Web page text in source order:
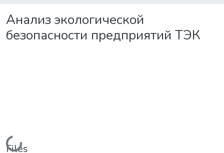
Анализ экологической
безопасности предприятий ТЭК
Loading...
Files